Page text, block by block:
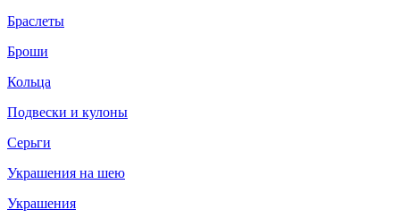
Браслеты
Броши
Кольца
Подвески и кулоны
Серьги
Украшения на шею
Украшения